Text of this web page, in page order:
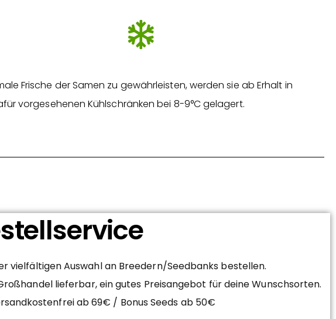
Frische der Samen zu gewährleisten, werden sie ab Erhalt in
vorgesehenen Kühlschränken bei 8-9°C gelagert.
vielfältigen Auswahl an Breedern/Seedbanks bestellen.
lieferbar, ein gutes Preisangebot für deine Wunschsorten.
ab 69€ / Bonus Seeds ab 50€